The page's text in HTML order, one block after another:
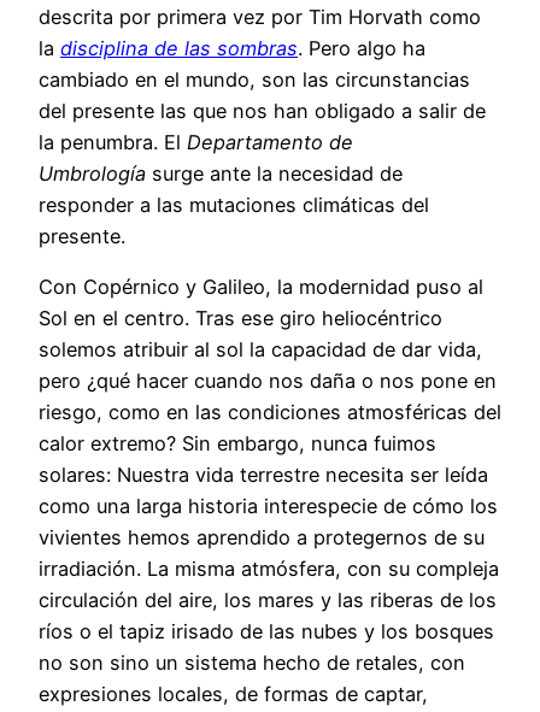
descrita por primera vez por Tim Horvath como
la disciplina de las sombras. Pero algo ha
cambiado en el mundo, son las circunstancias
del presente las que nos han obligado a salir de
la penumbra. El Departamento de
Umbrología surge ante la necesidad de
responder a las mutaciones climáticas del
presente.
Con Copérnico y Galileo, la modernidad puso al
Sol en el centro. Tras ese giro heliocéntrico
solemos atribuir al sol la capacidad de dar vida,
pero ¿qué hacer cuando nos daña o nos pone en
riesgo, como en las condiciones atmosféricas del
calor extremo? Sin embargo, nunca fuimos
solares: Nuestra vida terrestre necesita ser leída
como una larga historia interespecie de cómo los
vivientes hemos aprendido a protegernos de su
irradiación. La misma atmósfera, con su compleja
circulación del aire, los mares y las riberas de los
ríos o el tapiz irisado de las nubes y los bosques
no son sino un sistema hecho de retales, con
expresiones locales, de formas de captar,